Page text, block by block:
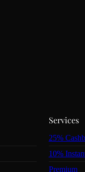
Services
25%
10%
Premium